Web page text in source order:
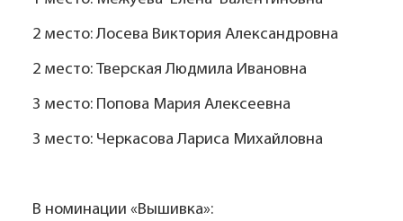
2 место: Лосева Виктория Александровна
2 место: Тверская Людмила Ивановна
3 место: Попова Мария Алексеевна
3 место: Черкасова Лариса Михайловна
В номинации «Вышивка»: